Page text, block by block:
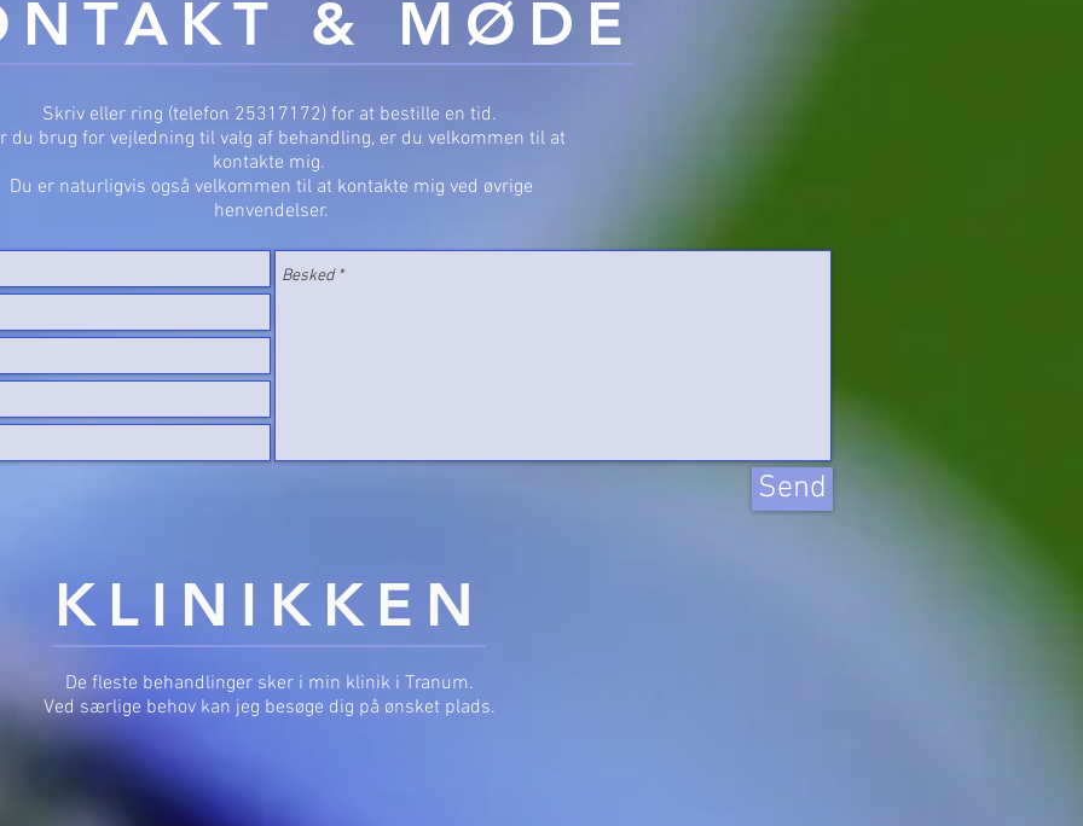
& MØDE
Skriv eller ring (telefon 25317172) for at bestille en tid.
du brug for vejledning til valg af behandling, er du velkommen til at
kontakte mig.
Du er naturligvis også velkommen til at kontakte mig ved øvrige
henvendelser.
Send
KLINIKKEN
De fleste behandlinger sker i min klinik i Tranum.
Ved særlige behov kan jeg besøge dig på ønsket plads.